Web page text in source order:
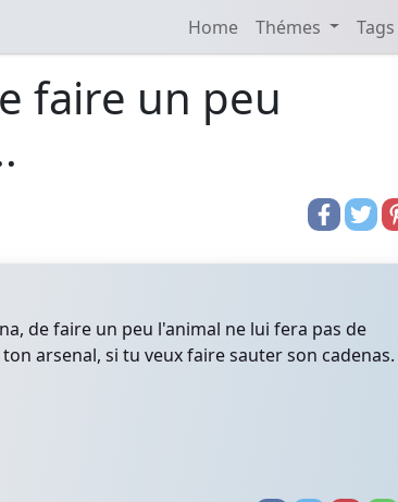
Home Thémes
faire un peu
de faire un peu l'animal ne lui fera pas de
arsenal, si tu veux faire sauter son cadenas.